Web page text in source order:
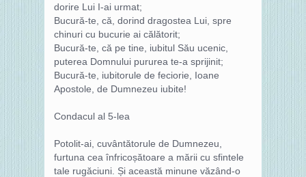
dorire Lui I-ai urmat;
Bucură-te, că, dorind dragostea Lui, spre
chinuri cu bucurie ai călătorit;
Bucură-te, că pe tine, iubitul Său ucenic,
puterea Domnului pururea te-a sprijinit;
Bucură-te, iubitorule de feciorie, Ioane
Apostole, de Dumnezeu iubite!
Condacul al 5-lea
Potolit-ai, cuvântătorule de Dumnezeu,
furtuna cea înfricoșătoare a mării cu sfintele
tale rugăciuni. Și această minune văzând-o